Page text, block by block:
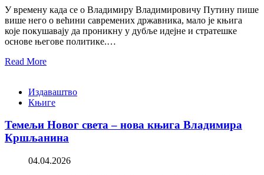
У времену када се о Владимиру Владимировичу Путину пише
више него о већини савремених државника, мало је књига
које покушавају да проникну у дубље идејне и стратешке
основе његове политике.…
Read More
Издаваштво
Књиге
Темељи Новог света – нова књига Владимира
Кршљанина
04.04.2026